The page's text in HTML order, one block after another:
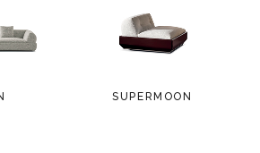
SUPERMOON